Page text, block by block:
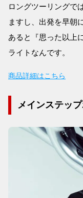
ロングツーリングで
ますし、出発を早朝
あると『思った以上
ライトなんです。
商品詳細はこちら
メインステッ